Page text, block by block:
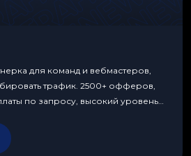
для команд и вебмастеров,
трафик. 2500+ офферов,
по запросу, высокий уровень